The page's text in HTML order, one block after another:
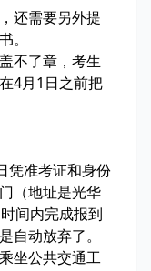
还需要另外提
。
不了章，考生
4月1日之前把
凭准考证和身份
（地址是光华
间内完成报到
自动放弃了。
坐公共交通工